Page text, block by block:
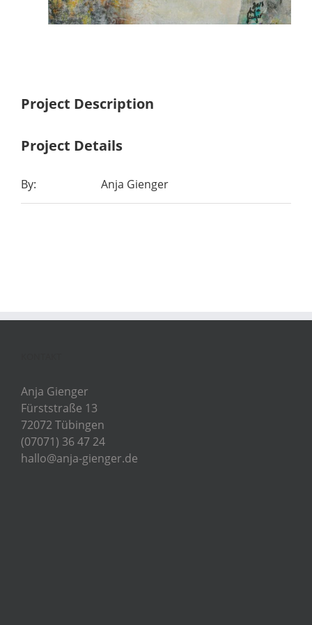
Project Description
Project Details
By: Anja Gienger
Anja Gienger
Fürststraße 13
72072 Tübingen
(07071) 36 47 24
hallo@anja-gienger.de